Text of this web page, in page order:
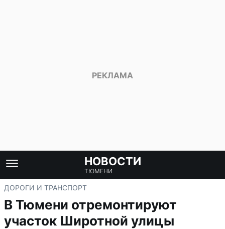
НОВОСТИ
ТЮМЕНИ
ДОРОГИ И ТРАНСПОРТ
В Тюмени отремонтируют
участок Широтной улицы